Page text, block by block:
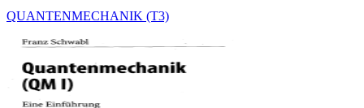
QUANTENMECHANIK (T3)